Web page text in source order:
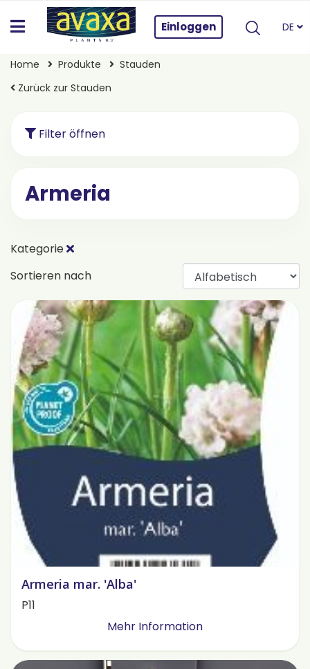
Einloggen DE
Home Produkte
Stauden
Zurück zur Stauden
Filter öffnen
Armeria
Kategorie
Sortieren nach
Armeria mar. 'Alba'
P11
Mehr Information